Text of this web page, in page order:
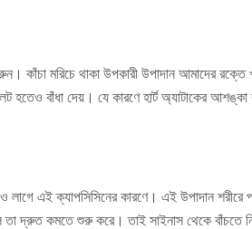
কাঁচা মরিচে থাকা উপকারী উপাদান আমাদের রক্তে
হতেও বাঁধা দেয়। যে কারণে হার্ট অ্যাটাকের আশঙ্কা
লাগে এই ক্যাপসিসিনের কারণে। এই উপাদান
দ্রুত কমতে শুরু করে। তাই সাইনাস থেকে বাঁচতে